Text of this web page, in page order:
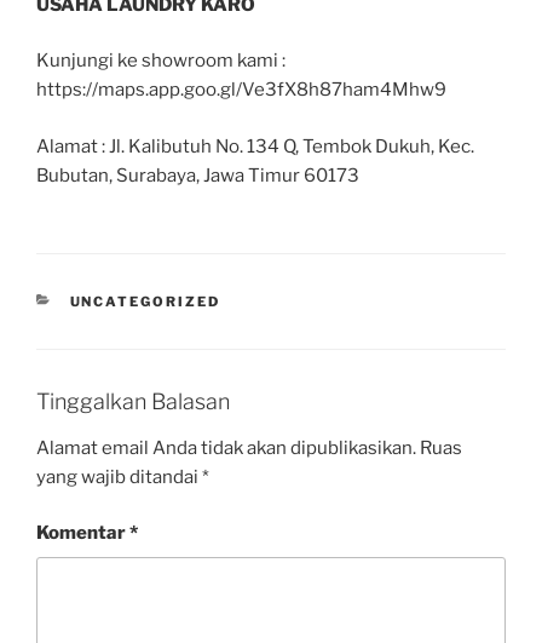
USAHA LAUNDRY KARO
Kunjungi ke showroom kami :
https://maps.app.goo.gl/Ve3fX8h87ham4Mhw9
Alamat : Jl. Kalibutuh No. 134 Q, Tembok Dukuh, Kec.
Bubutan, Surabaya, Jawa Timur 60173
UNCATEGORIZED
Tinggalkan Balasan
Alamat email Anda tidak akan dipublikasikan. Ruas
yang wajib ditandai *
Komentar*